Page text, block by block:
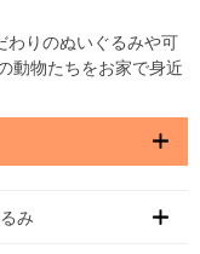
わりのぬいぐるみや可
動物たちをお家で身近
み